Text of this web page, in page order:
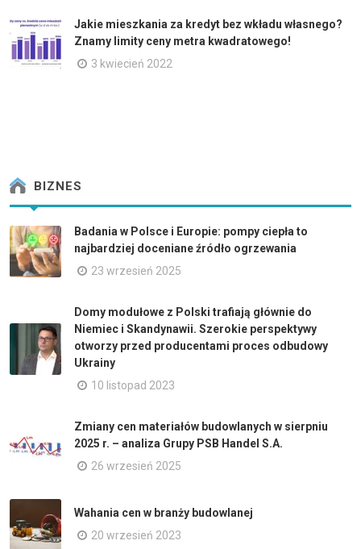
Jakie mieszkania za kredyt bez wkładu własnego?
Znamy limity ceny metra kwadratowego!
3 kwiecień 2022
BIZNES
Badania w Polsce i Europie: pompy ciepła to
najbardziej doceniane źródło ogrzewania
23 wrzesień 2025
Domy modułowe z Polski trafiają głównie do
Niemiec i Skandynawii. Szerokie perspektywy
otworzy przed producentami proces odbudowy
Ukrainy
10 listopad 2023
Zmiany cen materiałów budowlanych w sierpniu
2025 r. – analiza Grupy PSB Handel S.A.
26 wrzesień 2025
Wahania cen w branży budowlanej
20 wrzesień 2023